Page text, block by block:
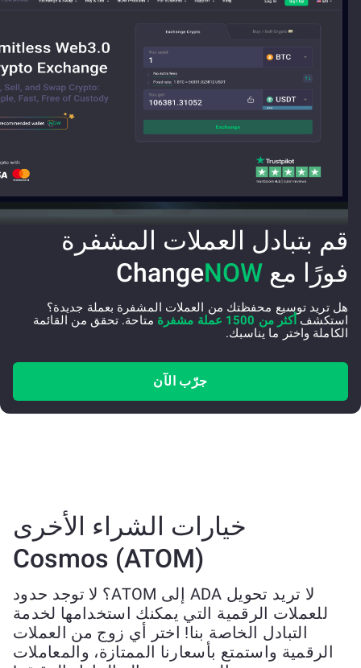
قم بتبادل العملات المشفرة
فورًا مع Change NOW
هل تريد توسيع محفظتك من العملات المشفرة بعملة جديدة؟
استكشف أكثر من 1500 عملة مشفرة
متاحة. تحقق من القائمة
الكاملة واختر ما يناسبك.
جرّب الآن
خيارات الشراء الأخرى
Cosmos (ATOM)
لا تريد تحويل ADA إلى ATOM؟ لا توجد حدود
للعملات الرقمية التي يمكنك استخدامها لخدمة
التبادل الخاصة بنا! اختر أي زوج من العملات
الرقمية واستمتع بأسعارنا الممتازة، والمعاملات